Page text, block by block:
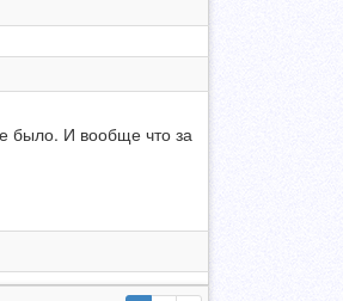
было. И вообще что за